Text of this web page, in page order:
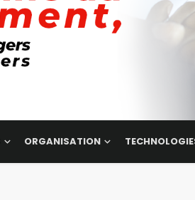
ORGANISATION